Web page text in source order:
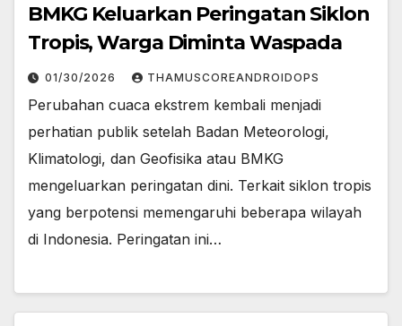
BMKG Keluarkan Peringatan Siklon
Tropis, Warga Diminta Waspada
01/30/2026 THAMUSCOREANDROIDOPS
Perubahan cuaca ekstrem kembali menjadi
perhatian publik setelah Badan Meteorologi,
Klimatologi, dan Geofisika atau BMKG
mengeluarkan peringatan dini. Terkait siklon tropis
yang berpotensi memengaruhi beberapa wilayah
di Indonesia. Peringatan ini…